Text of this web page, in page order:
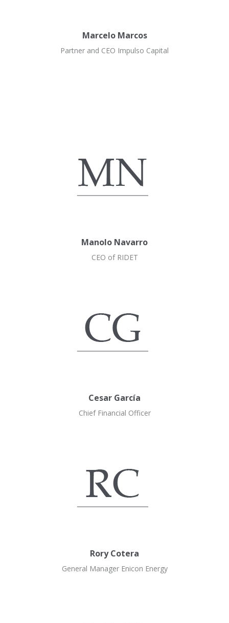
Marcelo Marcos
Partner and CEO Impulso Capital
Manolo Navarro
CEO of RIDET
Cesar García
Chief Financial Officer
Rory Cotera
General Manager Enicon Energy